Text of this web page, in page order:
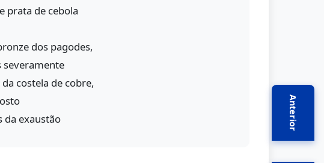
Anterior
prata de cebola
dos pagodes,
severamente
costela de cobre,
da exaustão